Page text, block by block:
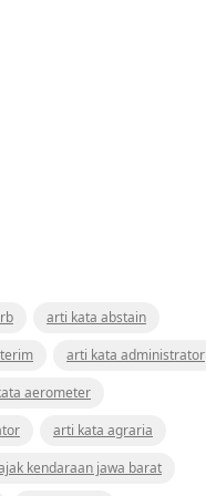
arti kata abstain
arti kata administrator
aerometer
arti kata agraria
kendaraan jawa barat